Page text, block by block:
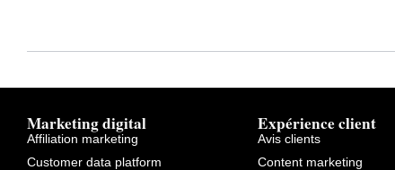
Marketing digital
Affiliation marketing
Customer data platform
Expérience client
Avis clients
Content marketing